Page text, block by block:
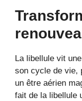
La libellule vit
son cycle de vie,
un être aérien
fait de la libellule